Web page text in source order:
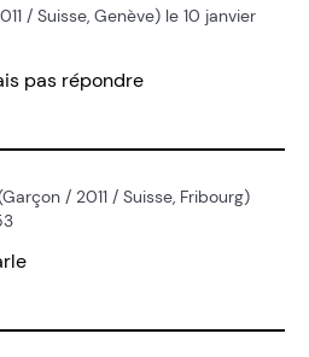
/ Suisse, Genève) le 10 janvier
pas répondre
/ 2011 / Suisse, Fribourg)